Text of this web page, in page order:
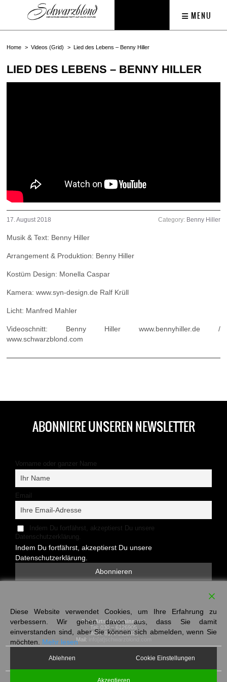
MENU
Home Videos (Grid) Lied des Lebens – Benny Hiller
LIED DES LEBENS – BENNY HILLER
17. August 2018 Category: Benny Hiller
Musik & Text: Benny Hiller
Arrangement & Produktion: Benny Hiller
Kostüm Design: Monella Caspar
Kamera: www.syn-design.de Ralf Krüll
Licht: Manfred Mahler
Videoschnitt: Benny Hiller www.bennyhiller.de /
www.schwarzblond.com
ABONNIERE UNSEREN NEWSLETTER
Vorname oder ganzer Name
Email
Indem Du fortfährst, akzeptierst Du unsere
Datenschutzerklärung.
Indem Du fortfährst, akzeptierst Du unsere
Datenschutzerklärung.
Fine Arts Entertainment
Tel: 030 – 6126905
Mobil: 0170 2111326
Mail:
info[at]schwarzblond.com
info[at]schwarzblond.com
Diese Website verwendet Cookies, um Ihre Erfahrung zu
verbessern. Wir gehen davon aus, dass Sie damit
einverstanden sind, aber Sie können sich abmelden, wenn Sie
möchten. Mehr lesen
Ablehnen Cookie Einstellungen
Akzeptieren